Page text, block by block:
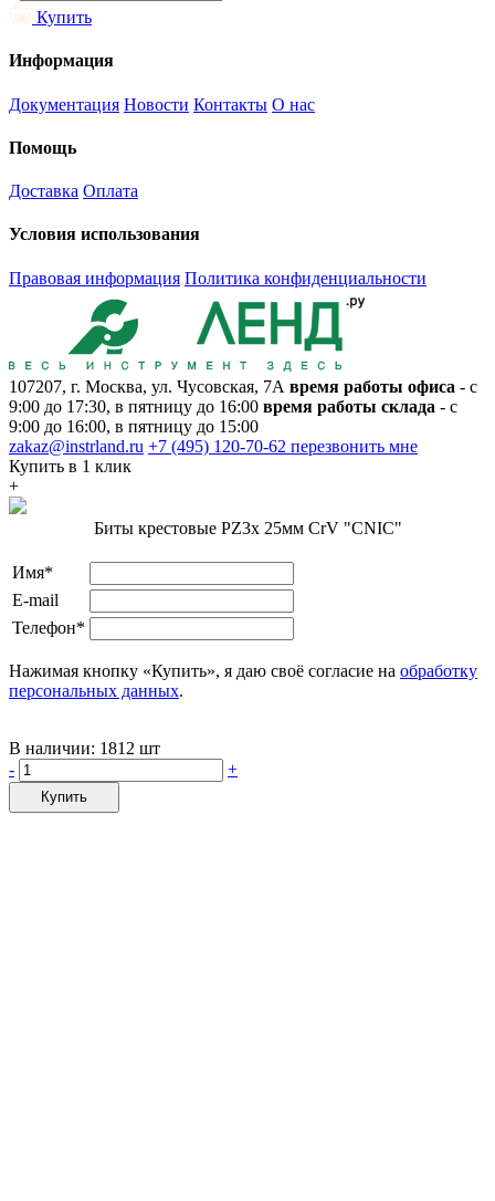
Купить
Информация
Документация Новости Контакты О нас
Помощь
Доставка Оплата
Условия использования
Правовая информация Политика конфиденциальности
107207, г. Москва, ул. Чусовская, 7А время работы офиса - с
9:00 до 17:30, в пятницу до 16:00 время работы склада - с
9:00 до 16:00, в пятницу до 15:00
zakaz@instrland.ru +7 (495) 120-70-62 перезвонить мне
Купить в 1 клик
+
Биты крестовые PZ3х 25мм CrV "CNIC"
Имя*
E-mail
Телефон*
Нажимая кнопку «Купить», я даю своё согласие на обработку
персональных данных.
В наличии: 1812 шт
-
+
Купить